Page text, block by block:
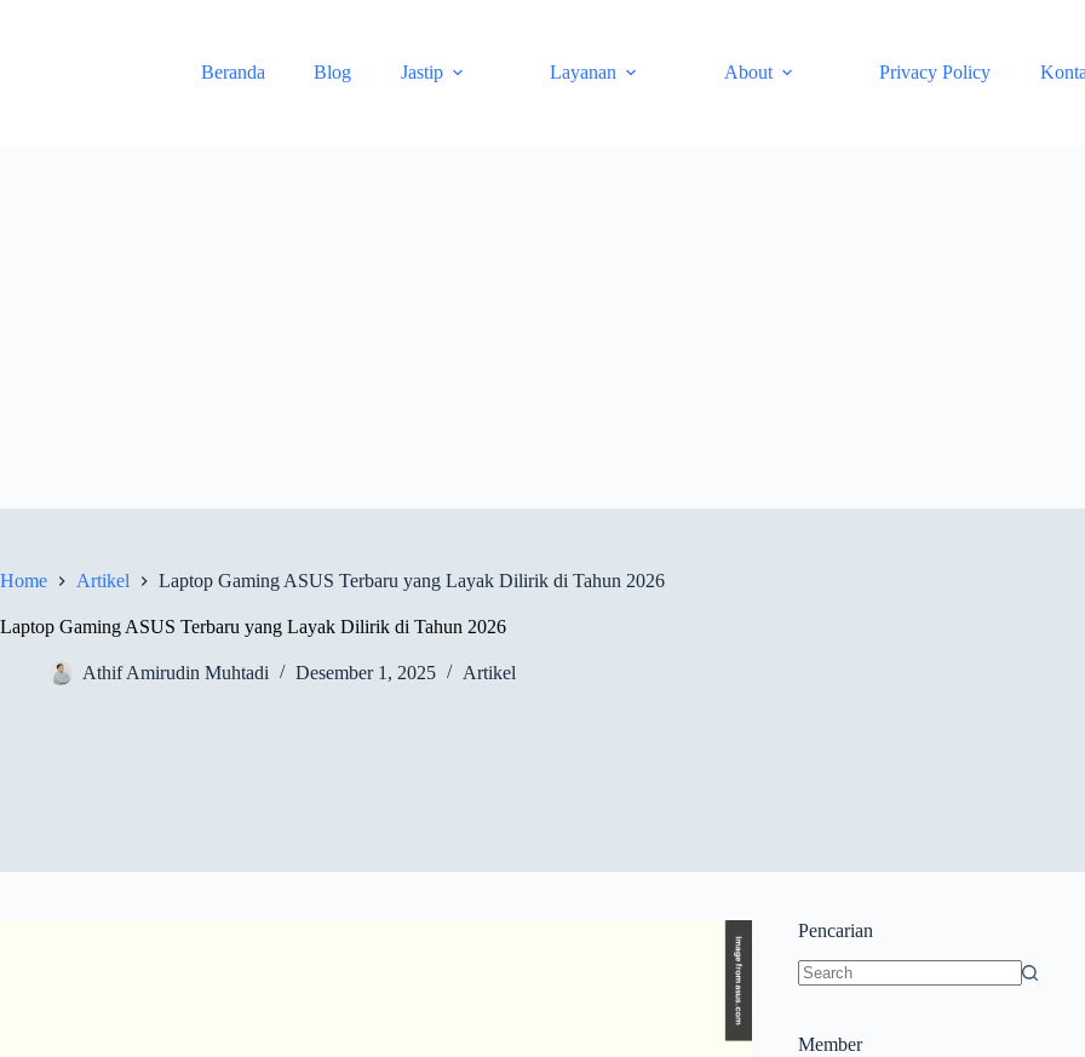
Beranda
Blog Jastip Layanan About Privacy Policy
Home Artikel Laptop Gaming ASUS Terbaru yang Layak Dilirik di Tahun 2026
Laptop Gaming ASUS Terbaru yang Layak Dilirik di Tahun 2026
Athif Amirudin Muhtadi Desember 1, 2025 Artikel
Pencarian
Member